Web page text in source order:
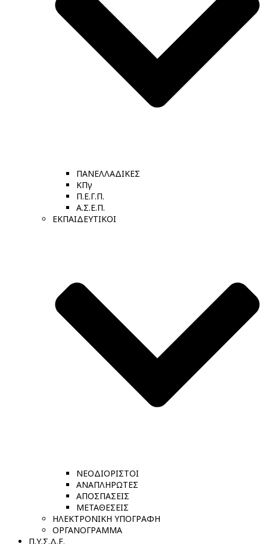
ΠΑΝΕΛΛΑΔΙΚΕΣ
ΚΠγ
Π.Ε.Γ.Π.
Α.Σ.Ε.Π.
ΕΚΠΑΙΔΕΥΤΙΚΟΙ
ΝΕΟΔΙΟΡΙΣΤΟΙ
ΑΝΑΠΛΗΡΩΤΕΣ
ΑΠΟΣΠΑΣΕΙΣ
ΜΕΤΑΘΕΣΕΙΣ
ΗΛΕΚΤΡΟΝΙΚΗ ΥΠΟΓΡΑΦΗ
ΟΡΓΑΝΟΓΡΑΜΜΑ
Π.Υ.Σ.Δ.Ε.